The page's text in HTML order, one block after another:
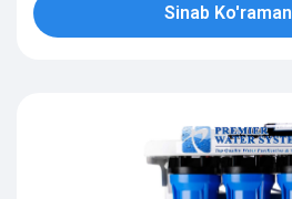
Sinab Ko'raman